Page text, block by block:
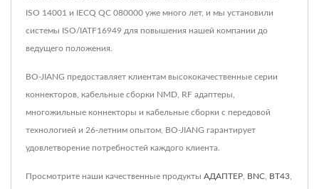
ISO 14001 и IECQ QC 080000 уже много лет, и мы установили
системы ISO/IATF16949 для повышения нашей компании до
ведущего положения.
BO-JIANG предоставляет клиентам высококачественные серии
коннекторов, кабельные сборки NMD, RF адаптеры,
многожильные коннекторы и кабельные сборки с передовой
технологией и 26-летним опытом, BO-JIANG гарантирует
удовлетворение потребностей каждого клиента.
Просмотрите наши качественные продукты АДАПТЕР, BNC, BT43,